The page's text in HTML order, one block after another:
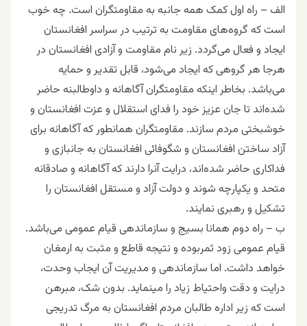
الف – راه اول کمک همه جانبه به مقاومتگران است. چه خوب
است که گروه‌های مقاومت به ترتیب در سراسر افغانستان
ایجاد و فعال می‌گردد. زیر نام مقاومت و آزادی افغانستان در
هرجا هر گروهی که ایجاد می‌شود، قابل تقدیر و حمایه
می‌باشد. بخاطر اینکه مقاومتگران آگاهانه و داوطالبنه حاضر
شده‌اند تا جان عزیز خود را فدای استقلال و عزت افغانستان و
خوشبختی مردم سازند. مقاومتگران همانطور که آگاهانه برای
آزاد ساختن افغانستان و شگوفائی افغانستان به جانبازی و
فداکاری حاضر شده‌اند، درایت آنرا دارند که آگاهانه و صادقانه
متحد و یکپارچه شوند و دولت آزاد و مستقل افغانستان را
تشکیل و رهبری نمایند.
ب – راه دوم همانا بسیج و سازماندهی قیام عمومی می‌باشد.
قیام عمومی زود ثمربوده و نتیجه قاطع و مثبت به ارمغان
خواهد داشت. اما سازماندهی و مدیریت آن ایجاب وحدت،
درایت و دقت واحتیاط زیاد را مینماید. بدون شک، مبرهن
است که زیر اداره طالبان مردم افغانستان به مرگ تدریجی